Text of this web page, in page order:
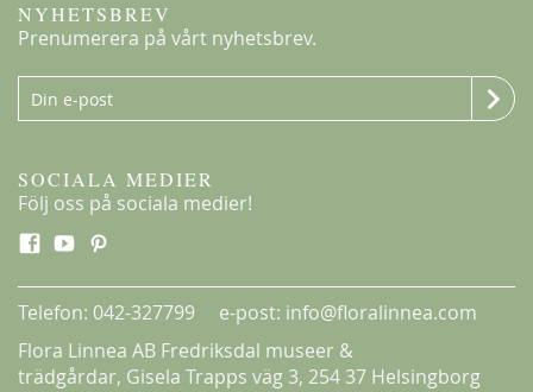
NYHETSBREV
Prenumerera på vårt nyhetsbrev.
SOCIALA MEDIER
Följ oss på sociala medier!
Telefon: 042-327799 e-post: info@floralinnea.com
Flora Linnea AB Fredriksdal museer &
trädgårdar, Gisela Trapps väg 3, 254 37 Helsingborg